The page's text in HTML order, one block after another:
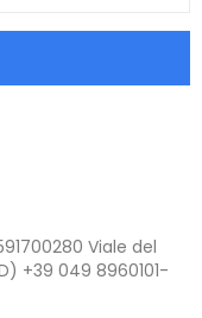
Viale del
+39 049 8960101-